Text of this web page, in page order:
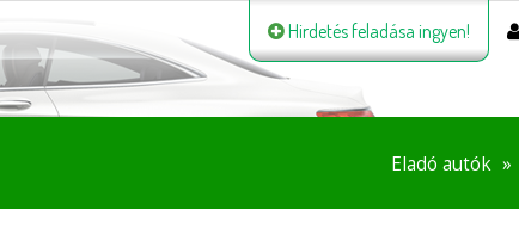
Hirdetés feladása ingyen!
Eladó autók